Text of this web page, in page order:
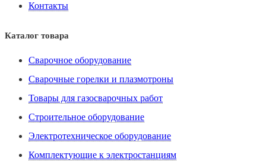
Контакты
Каталог товара
Сварочное оборудование
Сварочные горелки и плазмотроны
Товары для газосварочных работ
Строительное оборудование
Электротехническое оборудование
Комплектующие к электростанциям